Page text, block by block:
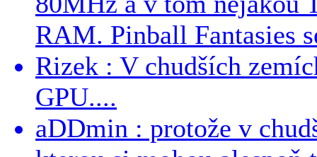
RAM. Pinball Fantasies
Rizek : V chudších
GPU....
aDDmin : protože v